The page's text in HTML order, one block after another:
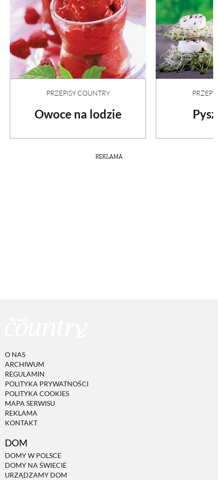
PRZEPISY COUNTRY
Owoce na lodzie
REKLAMA
O NAS
ARCHIWUM
REGULAMIN
POLITYKA PRYWATNOŚCI
POLITYKA COOKIES
MAPA SERWISU
REKLAMA
KONTAKT
DOM
DOMY W POLSCE
DOMY NA ŚWIECIE
URZĄDZAMY DOM